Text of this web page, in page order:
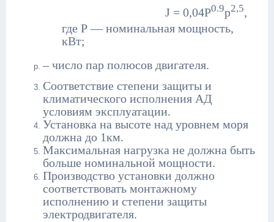
J = 0,04Р0.9p2,5,
где Р — номинальная мощность,
кВт;
– число пар полюсов двигателя.
Соответствие степени защиты и
климатического исполнения АД
условиям эксплуатации.
Установка на высоте над уровнем моря
должна до 1км.
Максимальная нагрузка не должна быть
больше номинальной мощности.
Производство установки должно
соответствовать монтажному
исполнению и степени защиты
электродвигателя.